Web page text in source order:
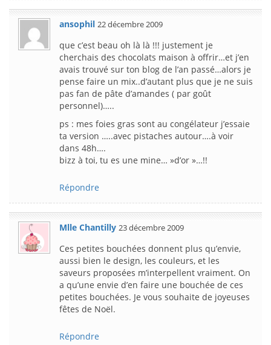
ansophil 22 décembre 2009
que c’est beau oh là là !!! justement je
cherchais des chocolats maison à offrir…et j’en
avais trouvé sur ton blog de l’an passé…alors je
pense faire un mix..d’autant plus que je ne suis
pas fan de pâte d’amandes ( par goût
personnel)…..
ps : mes foies gras sont au congélateur j’essaie
ta version …..avec pistaches autour….à voir
dans 48h….
bizz à toi, tu es une mine… »d’or »…!!
Répondre
Mlle Chantilly 23 décembre 2009
Ces petites bouchées donnent plus qu’envie,
aussi bien le design, les couleurs, et les
saveurs proposées m’interpellent vraiment. On
a qu’une envie d’en faire une bouchée de ces
petites bouchées. Je vous souhaite de joyeuses
fêtes de Noël.
Répondre